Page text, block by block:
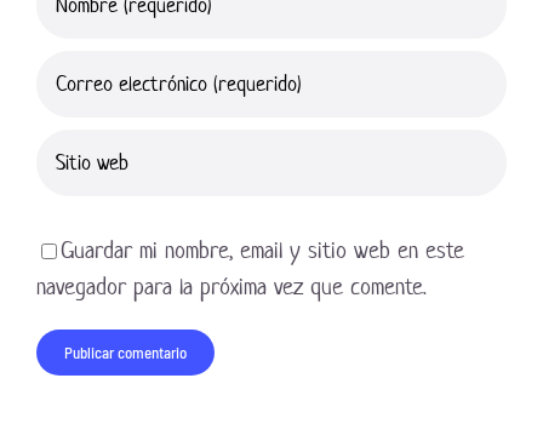
Guardar mi nombre, email y sitio web en este
navegador para la próxima vez que comente.